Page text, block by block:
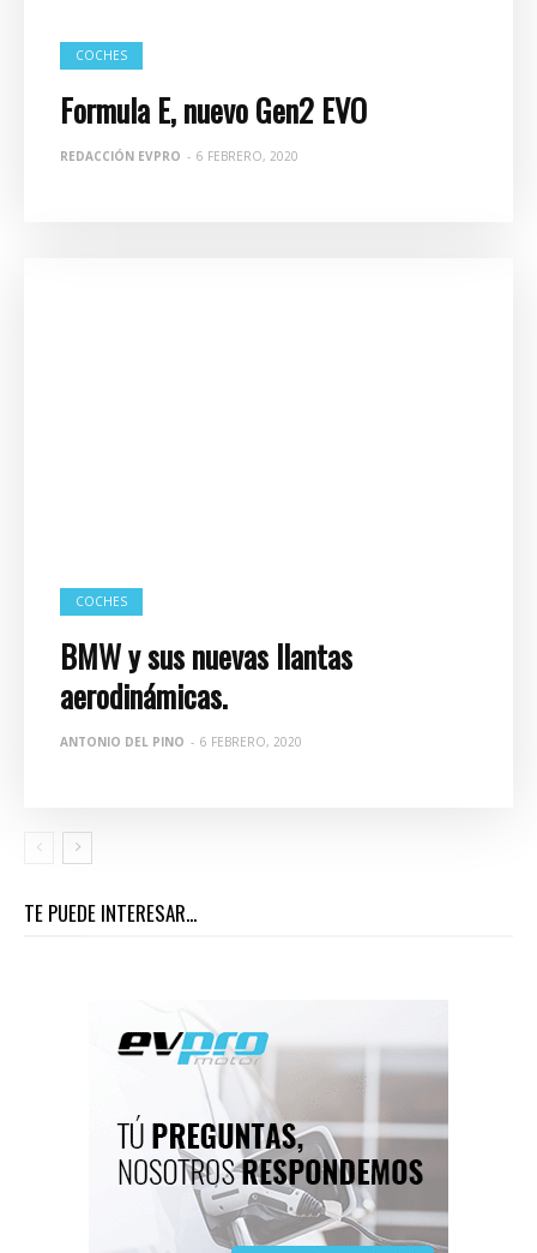
COCHES
Formula E, nuevo Gen2 EVO
REDACCIÓN EVPRO - 6 FEBRERO, 2020
COCHES
BMW y sus nuevas llantas
aerodinámicas.
ANTONIO DEL PINO - 6 FEBRERO, 2020
TE PUEDE INTERESAR...